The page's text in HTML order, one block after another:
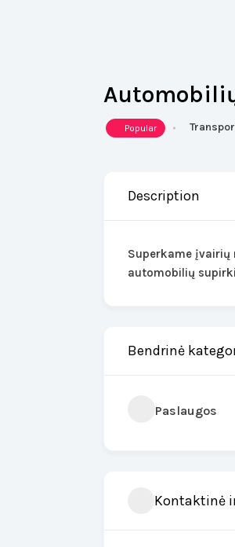
Popular
Description
Superkame
automobilių
Bendrinė
Paslaugos
Kontaktinė